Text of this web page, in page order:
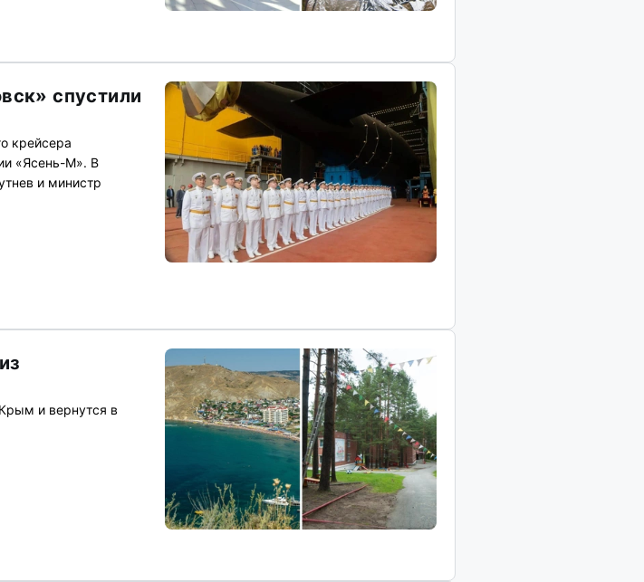
спустили
крейсера
«Ясень-М». В
и министр
и вернутся в